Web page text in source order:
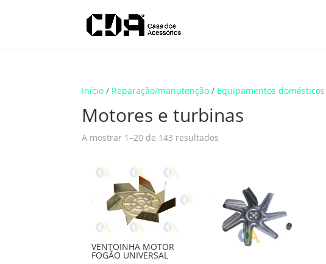
Translate
Início / Reparação/manutenção / Equipamentos domésticos
Motores e turbinas
A mostrar 1–20 de 143 resultados
VENTOINHA MOTOR
FOGÃO UNIVERSAL